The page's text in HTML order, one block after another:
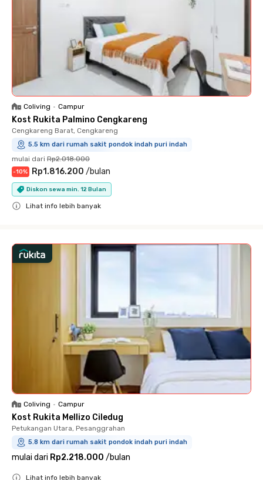
Coliving • Campur
Kost Rukita Palmino Cengkareng
Cengkareng Barat, Cengkareng
5.5 km dari rumah sakit pondok indah puri indah
mulai dari Rp2.018.000
-10% Rp1.816.200 /bulan
Diskon sewa min. 12 Bulan
Lihat info lebih banyak
Coliving • Campur
Kost Rukita Mellizo Ciledug
Petukangan Utara, Pesanggrahan
5.8 km dari rumah sakit pondok indah puri indah
mulai dari Rp2.218.000 /bulan
Lihat info lebih banyak